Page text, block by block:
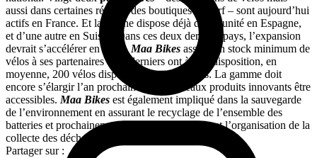
aussi dans certaines régions des boutiques de surf – sont aujourd’hui
actifs en France. Et la chaîne dispose déjà d’une unité en Espagne,
et d’une autre en Suisse. Dans ces deux derniers pays, l’expansion
devrait s’accélérer en 2020.Maa Bikes assure un stock minimum de
vélos à ses partenaires : ces derniers ont à leur disposition, en
moyenne, 200 vélos disponibles tous les mois. La gamme doit
encore s’élargir l’an prochain et de nouveaux produits innovants être
accessibles.Maa Bikes est également impliqué dans la sauvegarde
de l’environnement en assurant le recyclage de l’ensemble des
batteries et prochainement, l’accompagnement et l’organisation de la
collecte des déchets sur les plages landaises.
Partager sur :